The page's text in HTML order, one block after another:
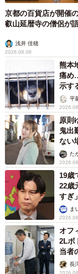
京都の百貨店が開催
叡山延暦寺の僧侶が
浅井 佳穂
2026.08.08
熊本
痛め
示す
平
原則
鬼出
ない
スト
た
19歳
22歳
すぎ」
ま
オフ
2Lボ
当者
説】
長